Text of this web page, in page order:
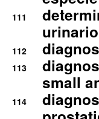
111
urinario
112
113
small
114